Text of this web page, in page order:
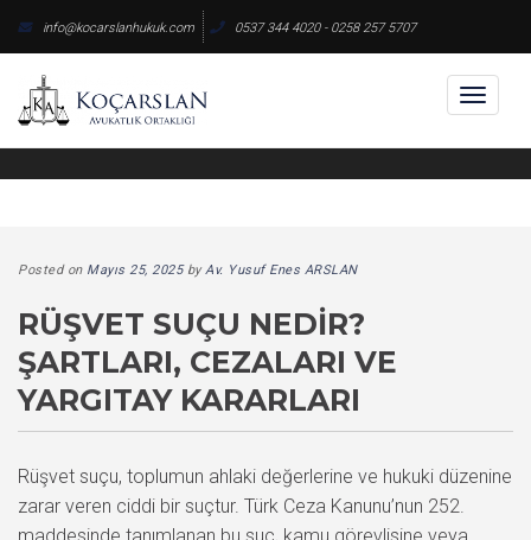
content
info@kocarslanhukuk.com 0537 344 4020 - 0258 257 5707
Posted on Mayıs 25, 2025byAv. Yusuf Enes ARSLAN
RÜŞVET SUÇU NEDIR?
ŞARTLARI, CEZALARI VE
YARGITAY KARARLARI
Rüşvet suçu, toplumun ahlaki değerlerine ve hukuki düzenine
zarar veren ciddi bir suçtur. Türk Ceza Kanunu’nun 252.